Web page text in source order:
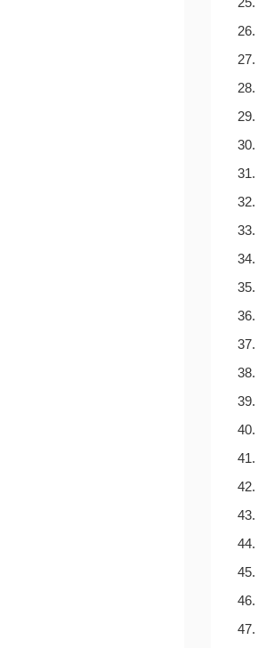
26.
27.
28.
29.
30.
31.
32.
33.
34.
35.
36.
37.
38.
39.
40.
41.
42.
43.
44.
45.
46.
47.